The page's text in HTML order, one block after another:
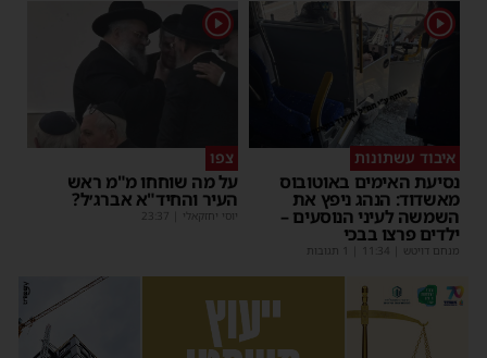
1
איבוד עשתונות
נסיעת האימים באוטובוס
מאשדוד: הנהג ניפץ את
השמשה לעיני הנוסעים –
ילדים פרצו בבכי
מנחם דויטש 11:34
1
צפו
על מה שוחחו מ"מ ראש
העיר והחיד"א אברג׳ל?
יוסי יחזקאלי 23:37